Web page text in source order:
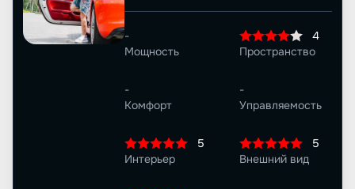
-
Мощность
4
Пространство
-
Комфорт
-
Управляемость
5
Интерьер
5
Внешний вид